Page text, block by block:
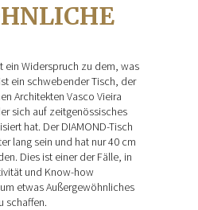
ein Widerspruch zu dem, was
ein schwebender Tisch, der
Architekten Vasco Vieira
sich auf zeitgenössisches
hat. Der DIAMOND-Tisch
lang sein und hat nur 40 cm
Dies ist einer der Fälle, in
und Know-how
etwas Außergewöhnliches
schaffen.